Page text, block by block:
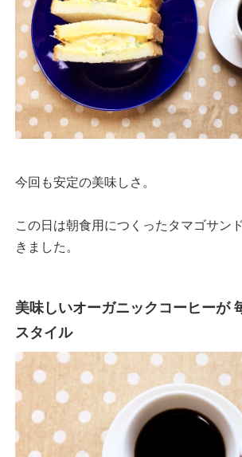
今回も安定の美味しさ。
この日は朝食用につくったタマゴサン
きました。
美味しいオーガニックコーヒーが
スタイル